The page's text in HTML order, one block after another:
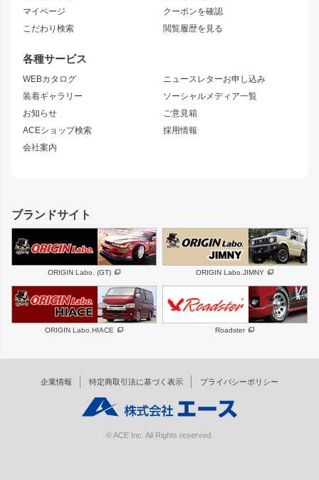
マイページ
こだわり検索
クーポンを確認
閲覧履歴を見る
各種サービス
WEBカタログ
装着ギャラリー
お知らせ
ACEショップ検索
会社案内
ニュースレターお申し込み
ソーシャルメディア一覧
ご意見箱
採用情報
ニッサン
S15 シルビア
S14 シルビア 後期
S13 シルビア
180SX
シルエイティ
ワンビア
ローレル
セフィーロ
キャラバン
スズキ
GS350
SC
スバル 三菱
デリカ D:5
軽自動車 汎用
リアウイング
ジムニーパーツ
ホイール
MUD-S7
MUD-SR7
まつど家 鉄漢
ボンネット
フェンダー
サイドパーツ
リアゲート
メンテナンスパーツ
ハイエースパーツ
ホイール
DAYTONA-RS
DAYTONA-RS NEO
エアロシリーズ
RUGGER MODEL
DTM:exclusive
オーバーフェンダー
ワイパーガード
ブランドサイト
ORIGIN Labo. (GT) ORIGIN Labo.JIMNY
ORIGIN Labo.HIACE Roadster
企業情報 特定商取引法に基づく表示 プライバシーポリシー
© ACE Inc. All Rights reserved.